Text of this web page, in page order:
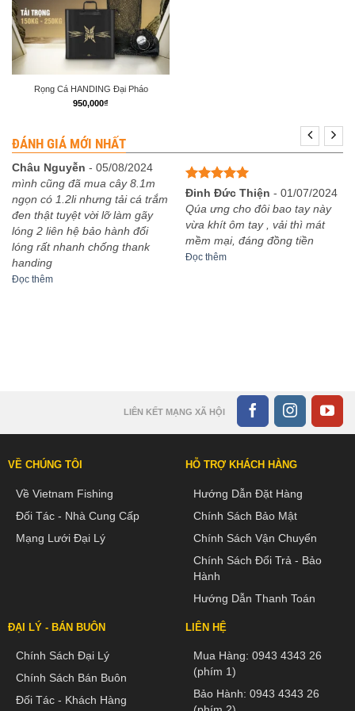
Rọng Cá HANDING Đại Pháo
950,000₫
ĐÁNH GIÁ MỚI NHẤT
Châu Nguyễn - 05/08/2024
mình cũng đã mua cây 8.1m
ngọn có 1.2li nhưng tải cá trắm
đen thật tuyệt vời lỡ làm gãy
lóng 2 liên hệ bảo hành đổi
lóng rất nhanh chống thank
handing
Đọc thêm
Được xếp
hạng
sao
Đinh Đức Thiện - 01/07/2024
Qúa ưng cho đôi bao tay này
vừa khít ôm tay , vải thì mát
mềm mại, đáng đồng tiền
Đọc thêm
LIÊN KẾT MẠNG XÃ HỘI
VỀ CHÚNG TÔI
Về Vietnam Fishing
Đối Tác - Nhà Cung Cấp
Mạng Lưới Đại Lý
HỖ TRỢ KHÁCH HÀNG
Hướng Dẫn Đặt Hàng
Chính Sách Bảo Mật
Chính Sách Vận Chuyển
Chính Sách Đổi Trả - Bảo
Hành
Hướng Dẫn Thanh Toán
ĐẠI LÝ - BÁN BUÔN
Chính Sách Đại Lý
Chính Sách Bán Buôn
Đối Tác - Khách Hàng
LIÊN HỆ
Mua Hàng: 0943 4343 26
(phím 1)
Bảo Hành: 0943 4343 26